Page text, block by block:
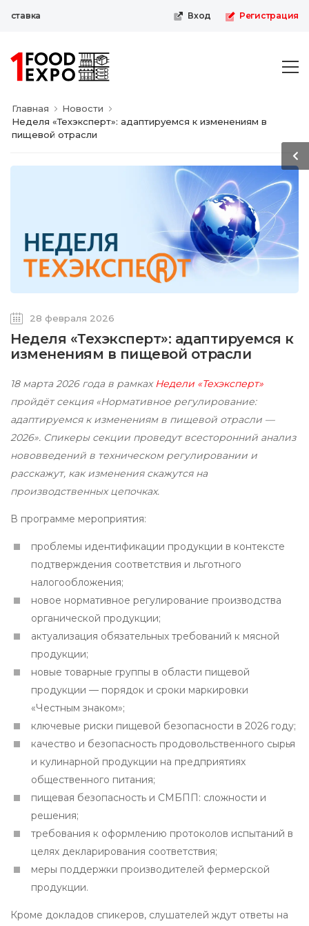
Вход Регистрация
Главная
Новости
Неделя «Техэксперт»: адаптируемся к изменениям в
пищевой отрасли
28 февраля 2026
Неделя «Техэксперт»: адаптируемся к
изменениям в пищевой отрасли
18 марта 2026 года в рамкахНедели «Техэксперт»
пройдёт секция «Нормативное регулирование:
адаптируемся к изменениям в пищевой отрасли —
2026». Спикеры секции проведут всесторонний анализ
нововведений в техническом регулировании и
расскажут, как изменения скажутся на
производственных цепочках.
В программе мероприятия:
проблемы идентификации продукции в контексте
подтверждения соответствия и льготного
налогообложения;
новое нормативное регулирование производства
органической продукции;
актуализация обязательных требований к мясной
продукции;
новые товарные группы в области пищевой
продукции — порядок и сроки маркировки
«Честным знаком»;
ключевые риски пищевой безопасности в 2026 году;
качество и безопасность продовольственного сырья
и кулинарной продукции на предприятиях
общественного питания;
пищевая безопасность и СМБПП: сложности и
решения;
требования к оформлению протоколов испытаний в
целях декларирования соответствия;
меры поддержки производителей фермерской
продукции.
Кроме докладов спикеров, слушателей ждут ответы на